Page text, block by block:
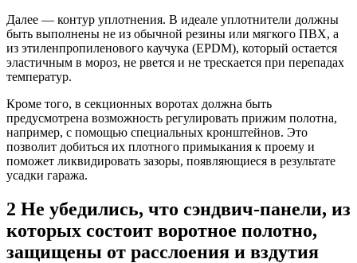
Далее — контур уплотнения. В идеале уплотнители должны
быть выполнены не из обычной резины или мягкого ПВХ, а
из этиленпропиленового каучука (EPDM), который остается
эластичным в мороз, не рвется и не трескается при перепадах
температур.
Кроме того, в секционных воротах должна быть
предусмотрена возможность регулировать прижим полотна,
например, с помощью специальных кронштейнов. Это
позволит добиться их плотного примыкания к проему и
поможет ликвидировать зазоры, появляющиеся в результате
усадки гаража.
2 Не убедились, что сэндвич-панели, из
которых состоит воротное полотно,
защищены от расслоения и вздутия